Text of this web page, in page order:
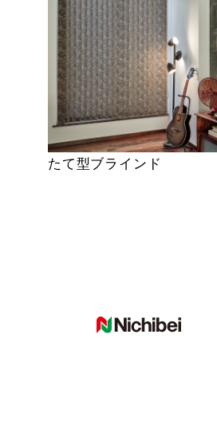
たて型ブラインド